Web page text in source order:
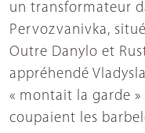
un transformateur
Pervozvanivka,
Outre Danylo et
appréhendé
« montait la garde
coupaient les